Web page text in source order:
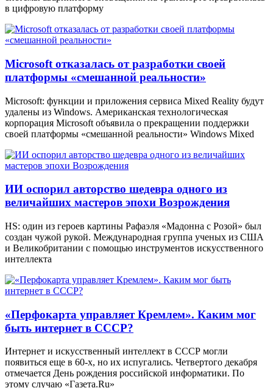
в цифровую платформу
Microsoft отказалась от разработки своей
платформы «смешанной реальности»
Microsoft: функции и приложения сервиса Mixed Reality будут
удалены из Windows. Американская технологическая
корпорация Microsoft объявила о прекращении поддержки
своей платформы «смешанной реальности» Windows Mixed
ИИ оспорил авторство шедевра одного из
величайших мастеров эпохи Возрождения
HS: один из героев картины Рафаэля «Мадонна с Розой» был
создан чужой рукой. Международная группа ученых из США
и Великобритании с помощью инструментов искусственного
интеллекта
«Перфокарта управляет Кремлем». Каким мог
быть интернет в СССР?
Интернет и искусственный интеллект в СССР могли
появиться еще в 60-х, но их испугались. Четвертого декабря
отмечается День рождения российской информатики. По
этому случаю «Газета.Ru»